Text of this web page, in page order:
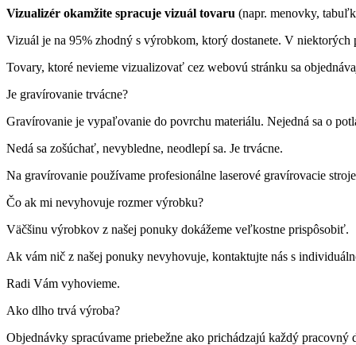
Vizualizér okamžite spracuje vizuál tovaru (napr. menovky,
Vizuál je na 95% zhodný s výrobkom, ktorý dostanete. V
Tovary, ktoré nevieme vizualizovať cez webovú stránku sa
Je gravírovanie trvácne?
Gravírovanie je vypaľovanie do povrchu materiálu. Nejedná sa o
Nedá sa zošúchať, nevybledne, neodlepí sa. Je trvácne.
Na gravírovanie používame profesionálne laserové gravírovacie
Čo ak mi nevyhovuje rozmer výrobku?
Väčšinu výrobkov z našej ponuky dokážeme veľkostne prispôsobiť.
Ak vám nič z našej ponuky nevyhovuje, kontaktujte nás s
Radi Vám vyhovieme.
Ako dlho trvá výroba?
Objednávky spracúvame priebežne ako prichádzajú každý pracovný